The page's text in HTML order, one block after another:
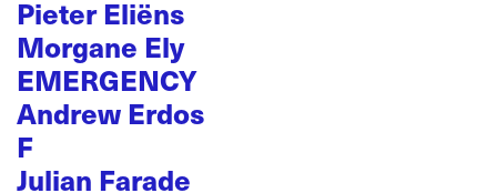
Pieter Eliëns
Morgane Ely
EMERGENCY
Andrew Erdos
F
Julian Farade